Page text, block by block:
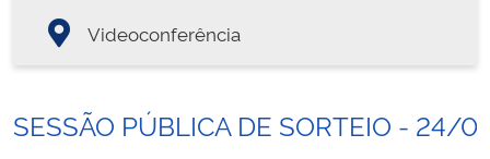
Videoconferência
SESSÃO PÚBLICA DE SORTEIO - 24/